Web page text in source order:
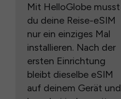
Mit HelloGlobe musst
du deine Reise-eSIM
nur ein einziges Mal
installieren. Nach der
ersten Einrichtung
bleibt dieselbe eSIM
auf deinem Gerät und